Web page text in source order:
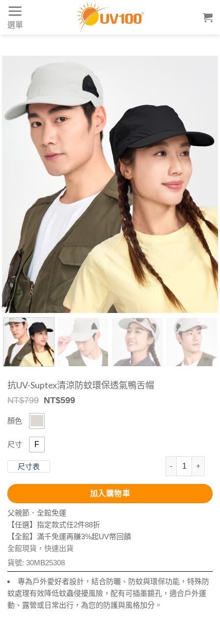
Skip
content
選單
抗UV-Suptex清涼防蚊環保透氣鴨舌帽
NT$799 Original
was:
NT$799.
NT$599Current
顏色
尺寸 F
尺寸表
抗UV-Suptex
加入購物車
父親節．全館免運
【任選】指定款式任2件88折
【全館】滿千免運再賺3%起UV幣回饋
全館現貨，快速出貨
貨號: 30MB25308
專為戶外愛好者設計，結合防曬、防蚊與環保功能，特殊防
蚊處理有效降低蚊蟲侵擾風險，配有可插墨鏡孔，適合戶外運
動、露營或日常出行，為您的防護與風格加分。